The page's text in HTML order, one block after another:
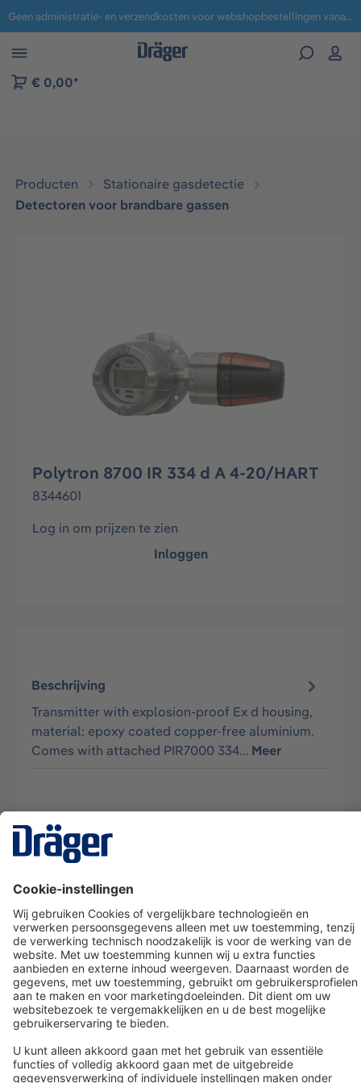
naar navigatie B2B-platform Geen administratie- en verzendkosten voor webshopbestellingen vanaf € 100,-.
€ 0,00*
Producten
Stationaire gasdetectie
Detectoren voor brandbare gassen
Polytron 8700 IR 334 d A 4-20/HART
8344601
Log in om prijzen te zien
Inloggen
Beschrijving
Transmitter with explosion-proof Ex d housing,
material: epoxy coated copper-free aluminium.
Comes with attached PIR7000 334… Meer
Dräger klantenservice
Over Dräger
Bestellen in onze webshop
Community